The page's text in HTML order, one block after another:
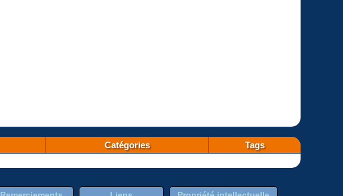
Catégories Tags